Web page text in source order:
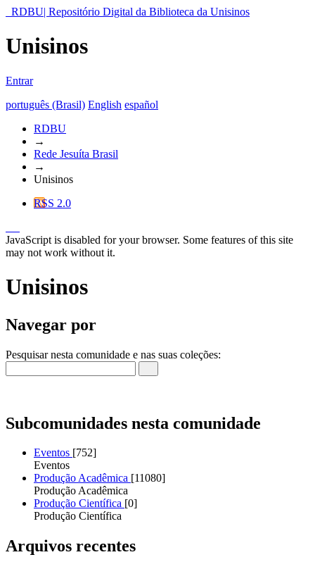
RDBU| Repositório Digital da Biblioteca da Unisinos
Unisinos
Entrar
português (Brasil) English español
RDBU
→
Rede Jesuíta Brasil
→
Unisinos
RSS 2.0
JavaScript is disabled for your browser. Some features of this site
may not work without it.
Unisinos
Navegar por
Pesquisar nesta comunidade e nas suas coleções:
Subcomunidades nesta comunidade
Eventos [752]
Eventos
Produção Acadêmica [11080]
Produção Acadêmica
Produção Científica [0]
Produção Científica
Arquivos recentes